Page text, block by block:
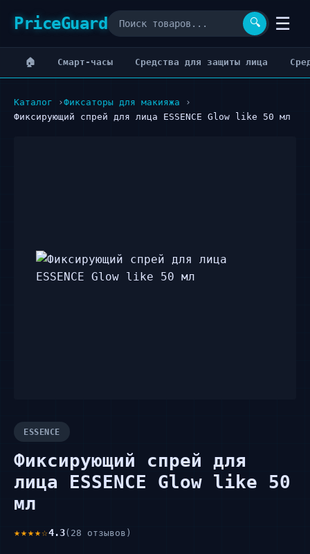
PriceGuard 🔍 ☰
🏠 Cмарт-часы Cредства для защиты лица
Каталог
Фиксаторы для макияжа
Фиксирующий спрей для лица ESSENCE Glow like 50 мл
ESSENCE
Фиксирующий спрей для
лица ESSENCE Glow like 50
мл
★★★★☆4.3(28 отзывов)